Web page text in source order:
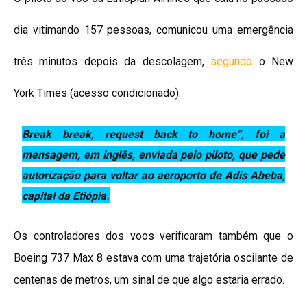
dia vitimando 157 pessoas, comunicou uma emergência
três minutos depois da descolagem, segundo o New
York Times (acesso condicionado).
Break break, request back to home”, foi a
mensagem, em inglês, enviada pelo piloto, que pede
autorização para voltar ao aeroporto de Adis Abeba,
capital da Etiópia.
Os controladores dos voos verificaram também que o
Boeing 737 Max 8 estava com uma trajetória oscilante de
centenas de metros, um sinal de que algo estaria errado.